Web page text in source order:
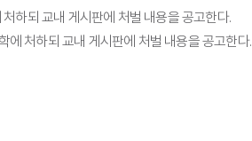
하되 교내 게시판에 처벌 내용을 공고한다.
에 처하되 교내 게시판에 처벌 내용을 공고한다.